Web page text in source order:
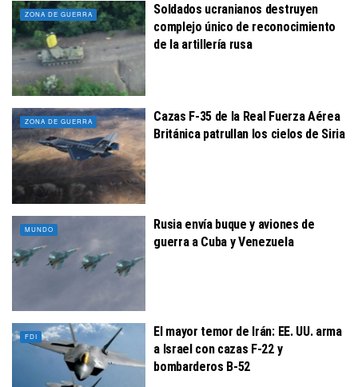
ZONA DE GUERRA
Soldados ucranianos destruyen
complejo único de reconocimiento
de la artillería rusa
ZONA DE GUERRA
Cazas F-35 de la Real Fuerza Aérea
Británica patrullan los cielos de Siria
MUNDO
Rusia envía buque y aviones de
guerra a Cuba y Venezuela
FDI
El mayor temor de Irán: EE. UU. arma
a Israel con cazas F-22 y
bombarderos B-52